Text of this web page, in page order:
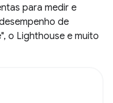
para medir e
de
o Lighthouse e muito